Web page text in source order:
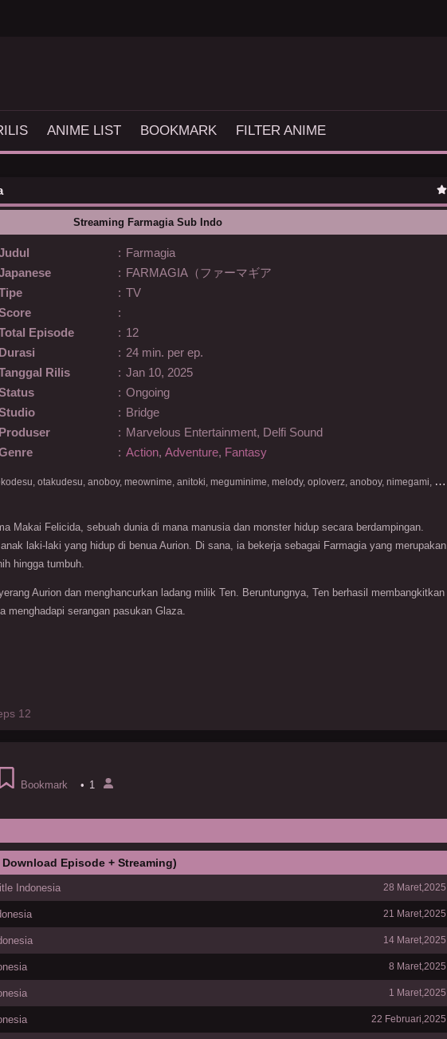
ANIME LIST BOOKMARK FILTER ANIME
Streaming Farmagia Sub Indo
: Farmagia
: FARMAGIA（ファーマギア
: TV
:
Episode
: 12
Durasi
: 24 min. per ep.
Rilis
: Jan 10, 2025
: Ongoing
: Bridge
Produser
: Marvelous Entertainment, Delfi Sound
: Action, Adventure, Fantasy
D
onlod nonton streaming video, nekodesu, otakudesu, anoboy, meownime, anitoki, meguminime, melody, oploverz, anoboy, nimegami, unduh, riie net, drivenime, myanimelist, MAL, kusonime, neonime, bstation, maxnime, Netflix, animeindo, anichin, crunchyroll, neonime, samehadaku, streaming, otakupoi, awsubs, anibatch, anikyojin, nekonime, kurogaze, zippyshare, vidio google drive, Muse Indonesia, kazefuri, iQIYI, Viu, Ani-One Asia, Animenonton, Otaku desu, Mangaku, Anibatch,Vidio, Genflix, Amazon Prime Video, 3GP, Mp4, 240p, Terlengkap.
Makai Felicida, sebuah dunia di mana manusia dan monster hidup secara berdampingan.
laki-laki yang hidup di benua Aurion. Di sana, ia bekerja sebagai Farmagia yang merupakan
hingga tumbuh.
Aurion dan menghancurkan ladang milik Ten. Beruntungnya, Ten berhasil membangkitkan
menghadapi serangan pasukan Glaza.
12
Bookmark • 1
Episode + Streaming)
Indonesia 28 Maret,2025
21 Maret,2025
14 Maret,2025
8 Maret,2025
1 Maret,2025
22 Februari,2025